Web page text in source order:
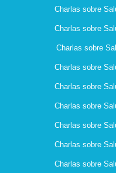
Charlas sobre
Charlas sobre
Charlas sobre
Charlas sobre
Charlas sobre
Charlas sobre
Charlas sobre
Charlas sobre
Charlas sobre